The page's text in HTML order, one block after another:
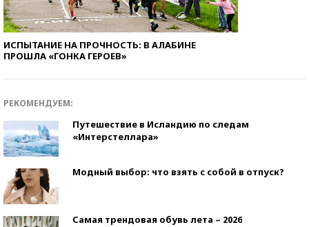
ИСПЫТАНИЕ НА ПРОЧНОСТЬ: В АЛАБИНЕ
ПРОШЛА «ГОНКА ГЕРОЕВ»
РЕКОМЕНДУЕМ:
Путешествие в Исландию по следам
«Интерстеллара»
Модный выбор: что взять с собой в отпуск?
Самая трендовая обувь лета – 2026